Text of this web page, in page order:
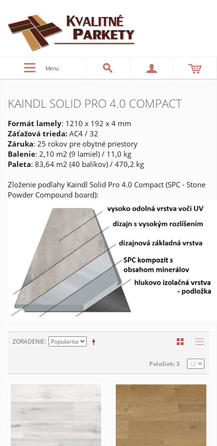
Menu
KAINDL SOLID PRO 4.0 COMPACT
Formát lamely: 1210 x 192 x 4 mm
Záťažová trieda: AC4 / 32
Záruka: 25 rokov pre obytné priestory
Balenie: 2,10 m2 (9 lamiel) / 11,0 kg
Paleta: 83,64 m2 (40 balíkov) / 470,2 kg
Zloženie podlahy Kaindl Solid Pro 4.0 Compact (SPC - Stone
Powder Compound board):
ZORADENIE
Položiek: 3